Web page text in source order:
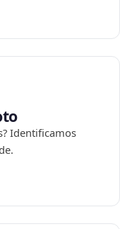
Identificamos